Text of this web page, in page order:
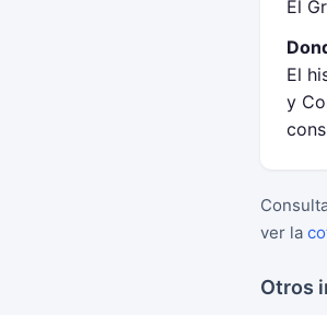
El
El
y
ver la
Otros